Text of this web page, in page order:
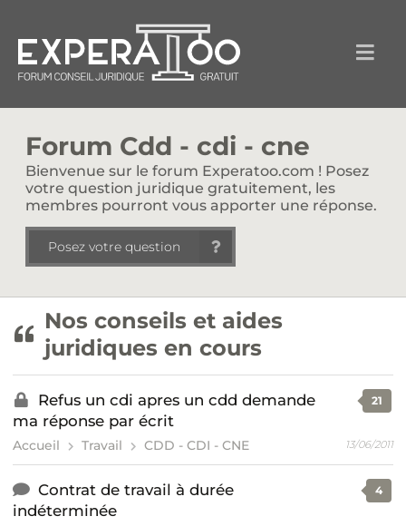
Forum Cdd - cdi - cne
Bienvenue sur le forum Experatoo.com ! Posez
votre question juridique gratuitement, les
membres pourront vous apporter une réponse.
Posez votre question
Nos conseils et aides
juridiques en cours
Refus un cdi apres un cdd demande
ma réponse par écrit
Accueil Travail CDD - CDI - CNE
21
13/06/2011
Contrat de travail à durée
indéterminée
4